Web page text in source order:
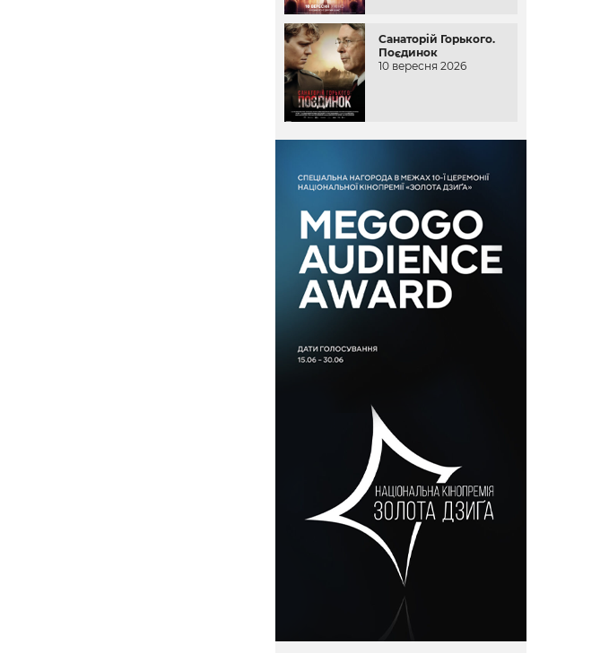
Санаторій Горького.
Поєдинок
10 вересня 2026